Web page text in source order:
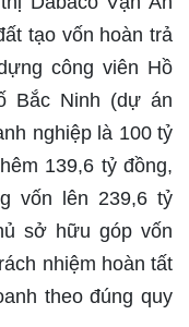
tạo vốn hoàn trả
công viên Hồ
Bắc Ninh (dự án
nghiệp là 100 tỷ
139,6 tỷ đồng,
vốn lên 239,6 tỷ
sở hữu góp vốn
nhiệm hoàn tất
theo đúng quy